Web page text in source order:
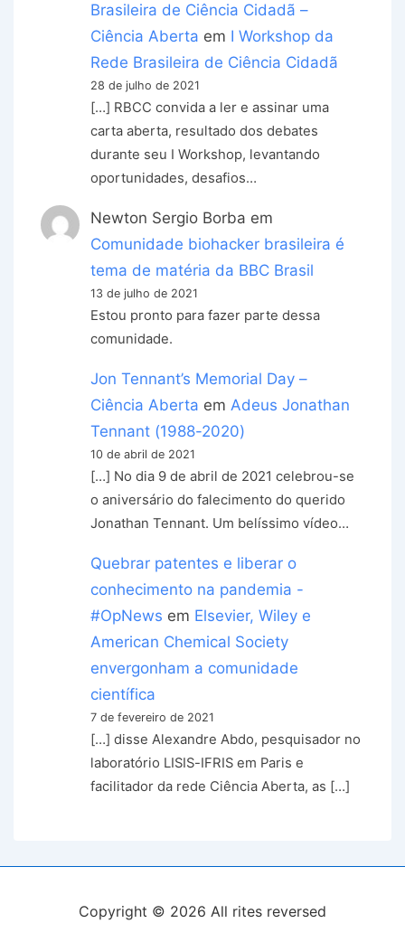
Brasileira de Ciência Cidadã –
Ciência Aberta em I Workshop da
Rede Brasileira de Ciência Cidadã
28 de julho de 2021
[…] RBCC convida a ler e assinar uma
carta aberta, resultado dos debates
durante seu I Workshop, levantando
oportunidades, desafios…
Newton Sergio Borba em
Comunidade biohacker brasileira é
tema de matéria da BBC Brasil
13 de julho de 2021
Estou pronto para fazer parte dessa
comunidade.
Jon Tennant’s Memorial Day –
Ciência Aberta emAdeus Jonathan
Tennant (1988-2020)
10 de abril de 2021
[…] No dia 9 de abril de 2021 celebrou-se
o aniversário do falecimento do querido
Jonathan Tennant. Um belíssimo vídeo…
Quebrar patentes e liberar o
conhecimento na pandemia -
#OpNews em Elsevier, Wiley e
American Chemical Society
envergonham a comunidade
científica
7 de fevereiro de 2021
[…] disse Alexandre Abdo, pesquisador no
laboratório LISIS-IFRIS em Paris e
facilitador da rede Ciência Aberta, as […]
Copyright © 2026 All rites reversed